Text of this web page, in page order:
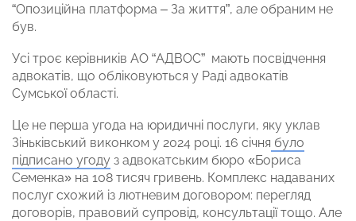
“Опозиційна платформа – За життя”, але обраним не
був.
Усі троє керівників АО “АДВОС” мають посвідчення
адвокатів, що обліковуються у Раді адвокатів
Сумської області.
Це не перша угода на юридичні послуги, яку уклав
Зіньківський виконком у 2024 році. 16 січня було
підписано угоду з адвокатським бюро «Бориса
Семенка» на 108 тисяч гривень. Комплекс надаваних
послуг схожий із лютневим договором: перегляд
договорів, правовий супровід, консультації тощо. Але